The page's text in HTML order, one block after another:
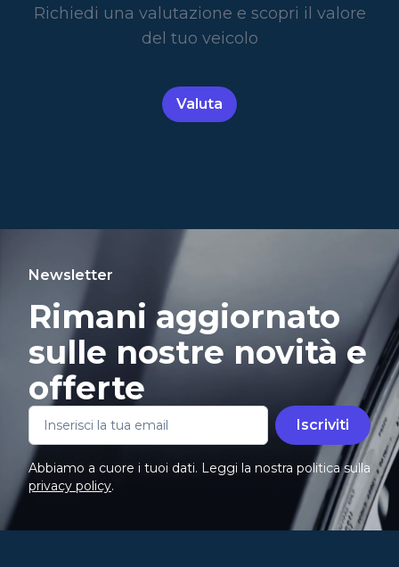
Richiedi una valutazione e scopri il valore
del tuo veicolo
Valuta
Newsletter
Rimani aggiornato
sulle nostre novità e
offerte
Iscriviti
Abbiamo a cuore i tuoi dati. Leggi la nostra politica sulla
privacy policy.